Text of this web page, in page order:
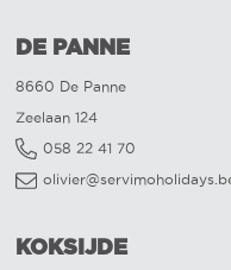
DE PANNE
8660 De Panne
Zeelaan 124
058 22 41 70
KOKSIJDE